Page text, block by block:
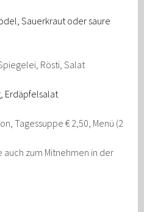
Sauerkraut oder saure
Rösti, Salat
Erdäpfelsalat
Tagessuppe € 2,50, Menü (2
zum Mitnehmen in der